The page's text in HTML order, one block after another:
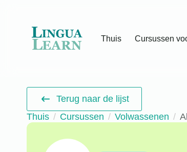
Thuis Cursussen
Terug naar de lijst
Thuis
Cursussen Volwassenen